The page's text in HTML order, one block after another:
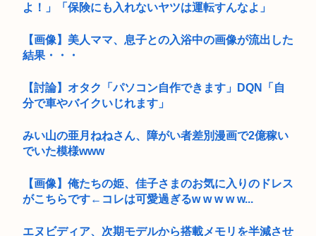
よ！」「保険にも入れないヤツは運転すんなよ」
【画像】美人ママ、息子との入浴中の画像が流出した
結果・・・
【討論】オタク「パソコン自作できます」DQN「自
分で車やバイクいじれます」
みい山の亜月ねねさん、障がい者差別漫画で2億稼い
でいた模様www
【画像】俺たちの姫、佳子さまのお気に入りのドレス
がこちらです←コレは可愛過ぎるw w w w w...
エヌビディア、次期モデルから搭載メモリを半減させ